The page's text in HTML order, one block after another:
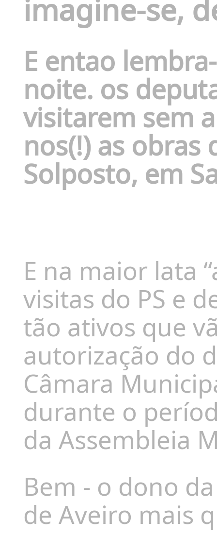
E entao
noite. os
visitarem sem
nos(!) as obras
Solposto, em
E na maior lata
visitas do PS e
tão ativos que
autorização do
Câmara
durante o
da Assembleia
Bem - o dono
de Aveiro mais